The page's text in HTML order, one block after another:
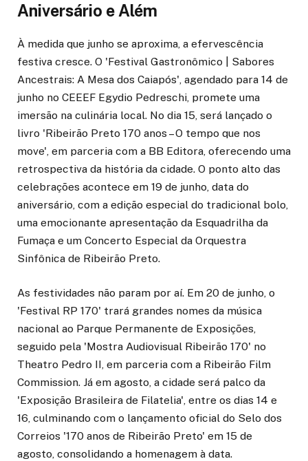
Aniversário e Além
À medida que junho se aproxima, a efervescência
festiva cresce. O 'Festival Gastronômico | Sabores
Ancestrais: A Mesa dos Caiapós', agendado para 14 de
junho no CEEEF Egydio Pedreschi, promete uma
imersão na culinária local. No dia 15, será lançado o
livro 'Ribeirão Preto 170 anos – O tempo que nos
move', em parceria com a BB Editora, oferecendo uma
retrospectiva da história da cidade. O ponto alto das
celebrações acontece em 19 de junho, data do
aniversário, com a edição especial do tradicional bolo,
uma emocionante apresentação da Esquadrilha da
Fumaça e um Concerto Especial da Orquestra
Sinfônica de Ribeirão Preto.
As festividades não param por aí. Em 20 de junho, o
'Festival RP 170' trará grandes nomes da música
nacional ao Parque Permanente de Exposições,
seguido pela 'Mostra Audiovisual Ribeirão 170' no
Theatro Pedro II, em parceria com a Ribeirão Film
Commission. Já em agosto, a cidade será palco da
'Exposição Brasileira de Filatelia', entre os dias 14 e
16, culminando com o lançamento oficial do Selo dos
Correios '170 anos de Ribeirão Preto' em 15 de
agosto, consolidando a homenagem à data.